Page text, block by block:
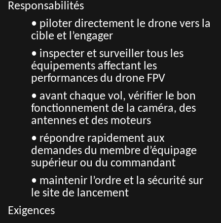
Responsabilités
• piloter directement le drone vers la
cible et l’engager
• inspecter et surveiller tous les
équipements affectant les
performances du drone FPV
• avant chaque vol, vérifier le bon
fonctionnement de la caméra, des
antennes et des moteurs
• répondre rapidement aux
demandes du membre d’équipage
supérieur ou du commandant
• maintenir l’ordre et la sécurité sur
le site de lancement
Exigences